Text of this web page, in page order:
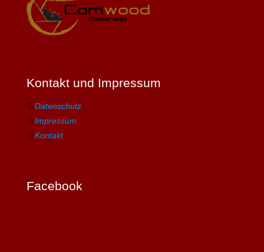
Kontakt und Impressum
Datenschutz
Impressum
Kontakt
Facebook